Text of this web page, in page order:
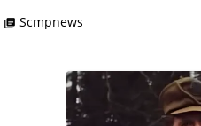
library_books Scmpnews